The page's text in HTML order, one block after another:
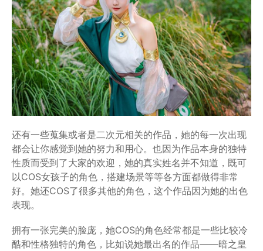
还有一些蒐集或者是二次元相关的作品，她的每一次出现
都会让你感觉到她的努力和用心。也因为作品本身的独特
性质而受到了大家的欢迎，她的真实姓名并不知道，既可
以COS女孩子的角色，搭建场景等等各方面都做得非常
好。她还COS了很多其他的角色，这个作品因为她的出色
表现。
拥有一张完美的脸庞，她COS的角色经常都是一些比较冷
酷和性格独特的角色，比如说她最出名的作品——暗之皇